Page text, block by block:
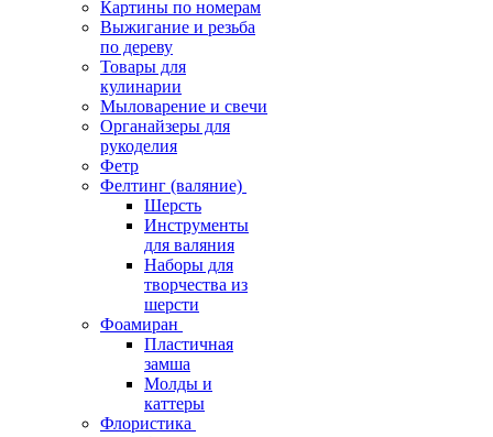
Картины по номерам
Выжигание и резьба
по дереву
Товары для
кулинарии
Мыловарение и свечи
Органайзеры для
рукоделия
Фетр
Фелтинг (валяние)
Шерсть
Инструменты
для валяния
Наборы для
творчества из
шерсти
Фоамиран
Пластичная
замша
Молды и
каттеры
Флористика